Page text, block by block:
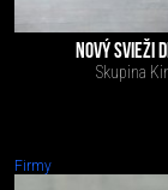
NOVÝ SVIEŽI
Skupina
Firmy